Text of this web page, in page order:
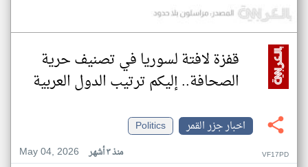
قفزة لافتة لسوريا في تصنيف حرية
الصحافة.. إليكم ترتيب الدول العربية
اخبار جزر القمر
Politics
May 04, 2026
منذ ٣ أشهر VF17PD